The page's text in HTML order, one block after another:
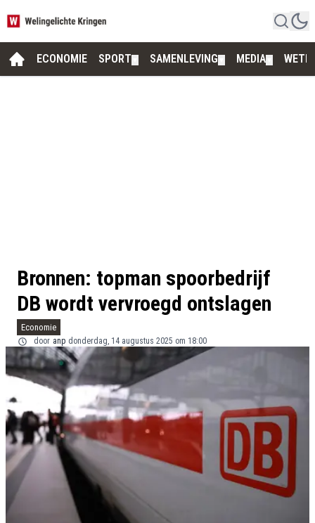
ECONOMIE SPORT SAMENLEVING MEDIA
Bronnen: topman spoorbedrijf
DB wordt vervroegd ontslagen
Economie
door anp donderdag, 14 augustus 2025 om 18:00